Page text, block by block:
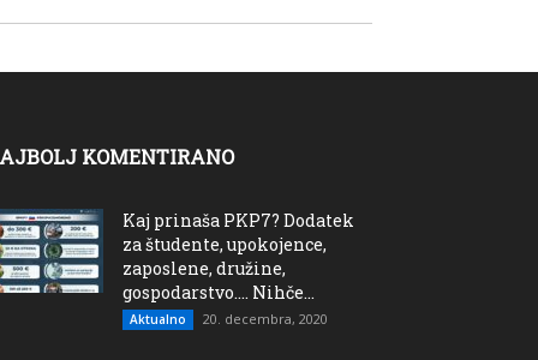
KOMENTIRANO
Kaj prinaša PKP7? Dodatek
za študente, upokojence,
zaposlene, družine,
gospodarstvo…. Nihče...
Aktualno 20. decembra, 2020